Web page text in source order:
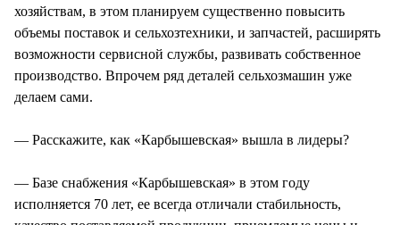
хозяйствам, в этом планируем существенно повысить
объемы поставок и сельхозтехники, и запчастей, расширять
возможности сервисной службы, развивать собственное
производство. Впрочем ряд деталей сельхозмашин уже
делаем сами.
— Расскажите, как «Карбышевская» вышла в лидеры?
— Базе снабжения «Карбышевская» в этом году
исполняется 70 лет, ее всегда отличали стабильность,